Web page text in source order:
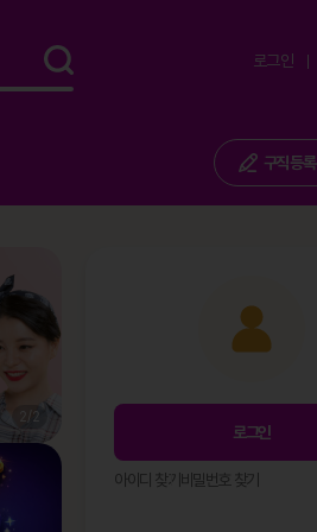
로그인
구직 등록
2
로그인
아이디 찾기 비밀번호 찾기